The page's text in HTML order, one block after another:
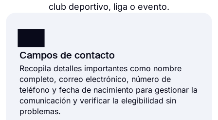
club deportivo, liga o evento.
Campos de contacto
Recopila detalles importantes como nombre
completo, correo electrónico, número de
teléfono y fecha de nacimiento para gestionar la
comunicación y verificar la elegibilidad sin
problemas.